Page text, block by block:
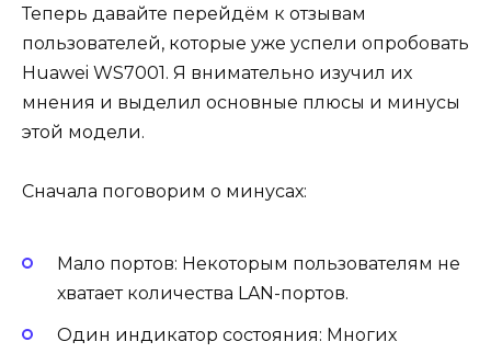
Теперь давайте перейдём к отзывам
пользователей, которые уже успели опробовать
Huawei WS7001. Я внимательно изучил их
мнения и выделил основные плюсы и минусы
этой модели.
Сначала поговорим о минусах:
Мало портов: Некоторым пользователям не
хватает количества LAN-портов.
Один индикатор состояния: Многих